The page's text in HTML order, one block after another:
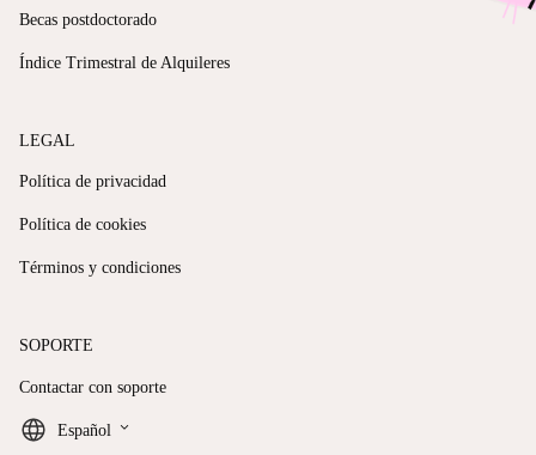
Becas postdoctorado
Índice Trimestral de Alquileres
LEGAL
Política de privacidad
Política de cookies
Términos y condiciones
SOPORTE
Contactar con soporte
Español keyboard_arrow_down